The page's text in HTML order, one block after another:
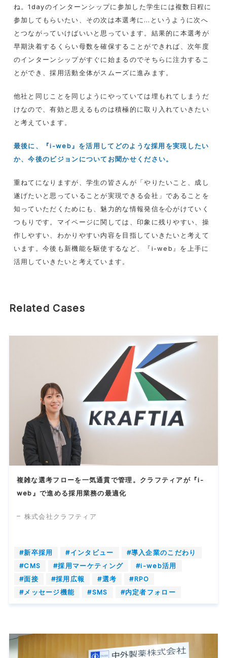
ね。1dayのインターンシップに参加した学生には複数日程に
参加してもらいたい、その次は本選考に … というように次へ
とつながっていけばいいと思っています。結果的に本選考が
早期決着するくらい母数を確保することができれば、次年度
のインターンシップがすぐに始まるのでそちらに注力するこ
とができ、採用活動全体がスムーズに進みます。
他社と同じことを同じようにやっていては埋もれてしまうだ
けなので、有効と思えるものは積極的に取り入れていきたい
と考えています。
最後に、『i-web』を活用してどのような採用を実現したい
か、今後のビジョンについてお聞かせください。
重ねてになりますが、学生の皆さんが「やりたいこと、成し
遂げたいと思っていることが実現できる会社」であることを
知っていただくためにも、魅力的な情報発信を心がけていく
つもりです。マイページに関しては、印象に残りやすい、操
作しやすい、わかりやすい内容を目指していきたいと考えて
います。今後も新機能を駆使するなど、『i-web』を上手に
活用していきたいと考えています。
Related Cases
複雑な選考フローを一気通貫で管理。クラフティアが『i-
web』で進める採用業務の最適化
株式会社クラフティア
#新卒採用 #インタビュー
#導入企業のこだわり
#CMS
#採用マーケティング
#i-web活用
#面接
#採用広報 #選考
#RPO
#メッセージ機能
#SMS #内定者フォロー